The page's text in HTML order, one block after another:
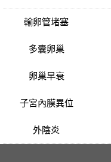
輸卵管堵塞
多囊卵巢
卵巢早衰
子宮內膜異位
外陰炎